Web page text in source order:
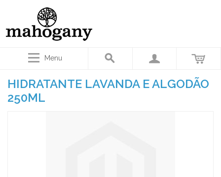
Menu
HIDRATANTE LAVANDA E ALGODÃO
250ML